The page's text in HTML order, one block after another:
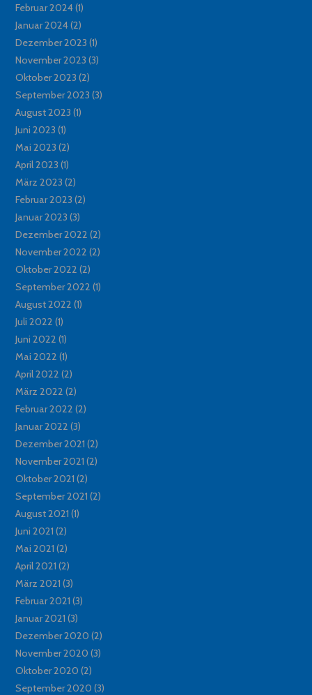
Februar 2024(1)
Januar 2024(2)
Dezember 2023 (1)
November 2023 (3)
Oktober 2023 (2)
September 2023 (3)
August 2023 (1)
Juni 2023 (1)
Mai 2023 (2)
April 2023 (1)
März 2023 (2)
Februar 2023 (2)
Januar 2023 (3)
Dezember 2022 (2)
November 2022 (2)
Oktober 2022 (2)
September 2022 (1)
August 2022 (1)
Juli 2022 (1)
Juni 2022 (1)
Mai 2022 (1)
April 2022 (2)
März 2022 (2)
Februar 2022 (2)
Januar 2022 (3)
Dezember 2021 (2)
November 2021 (2)
Oktober 2021 (2)
September 2021 (2)
August 2021 (1)
Juni 2021 (2)
Mai 2021 (2)
April 2021 (2)
März 2021 (3)
Februar 2021 (3)
Januar 2021 (3)
Dezember 2020 (2)
November 2020 (3)
Oktober 2020 (2)
September 2020 (3)